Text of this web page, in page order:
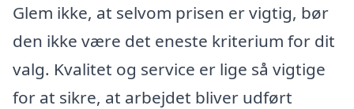
Glem ikke, at selvom prisen er vigtig, bør
den ikke være det eneste kriterium for dit
valg. Kvalitet og service er lige så vigtige
for at sikre, at arbejdet bliver udført